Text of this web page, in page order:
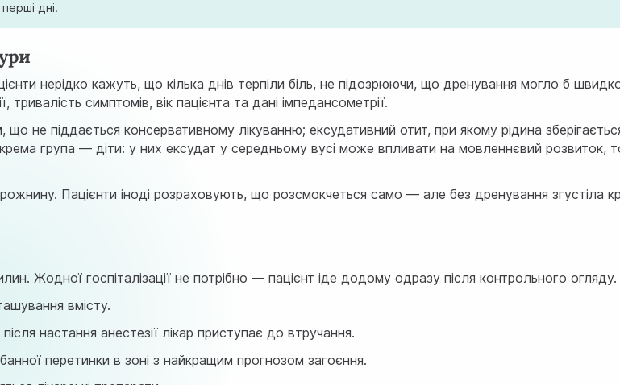
дні.
нерідко кажуть, що кілька днів терпіли біль, не підозрюючи, що дренування могло б
тривалість симптомів, вік пацієнта та дані імпедансометрії.
не піддається консервативному лікуванню; ексудативний отит, при якому рідина
група — діти: у них ексудат у середньому вусі може впливати на мовленнєвий розвиток,
Пацієнти іноді розраховують, що розсмокчеться само — але без дренування згустіла
Жодної госпіталізації не потрібно — пацієнт іде додому одразу після контрольного огляду.
вмісту.
настання анестезії лікар приступає до втручання.
перетинки в зоні з найкращим прогнозом загоєння.